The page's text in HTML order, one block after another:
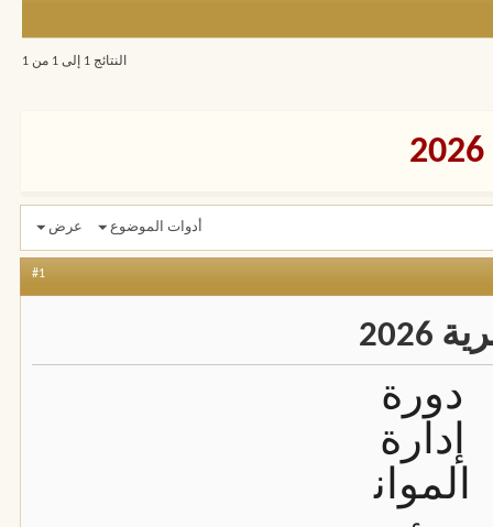
النتائج 1 إلى 1 من 1
أدوات الموضوع عرض
#1
دورة
إدارة
الموان